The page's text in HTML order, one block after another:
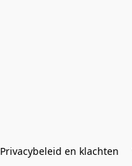
Privacybeleid en klachten